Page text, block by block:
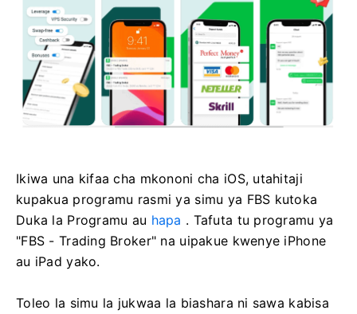
Ikiwa una kifaa cha mkononi cha iOS, utahitaji
kupakua programu rasmi ya simu ya FBS kutoka
Duka la Programu au hapa . Tafuta tu programu ya
"FBS - Trading Broker" na uipakue kwenye iPhone
au iPad yako.
Toleo la simu la jukwaa la biashara ni sawa kabisa